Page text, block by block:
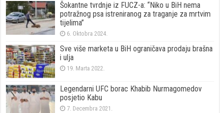
Šokantne tvrdnje iz FUCZ-a: “Niko u BiH nema
potražnog psa istreniranog za traganje za mrtvim
tijelima”
6. Oktobra 2024.
Sve više marketa u BiH ograničava prodaju brašna
i ulja
19. Marta 2022.
Legendarni UFC borac Khabib Nurmagomedov
posjetio Kabu
7. Decembra 2021.